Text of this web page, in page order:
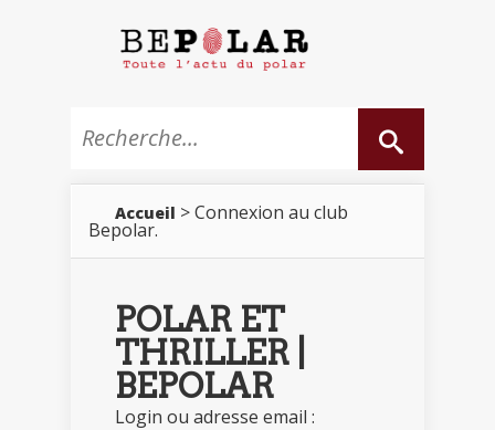
Accueil > Connexion au club
Bepolar.
POLAR ET
THRILLER |
BEPOLAR
Login ou adresse email :